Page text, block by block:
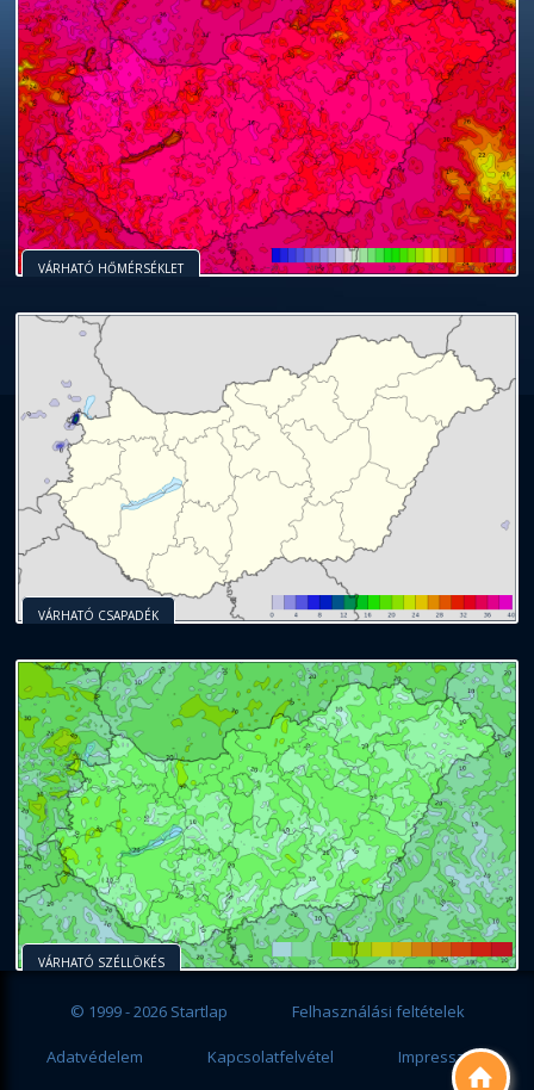

VÁRHATÓ HŐMÉRSÉKLET
VÁRHATÓ CSAPADÉK
VÁRHATÓ SZÉLLÖKÉS
© 1999 - 2026 Startlap Felhasználási feltételek
Adatvédelem Kapcsolatfelvétel Impresszum